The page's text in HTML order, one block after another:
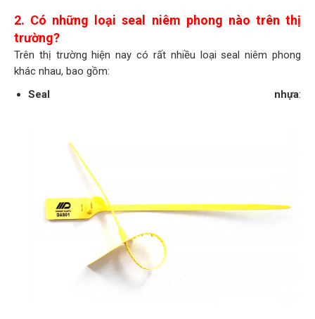
2. Có những loại seal niêm phong nào trên thị
trường?
Trên thị trường hiện nay có rất nhiều loại seal niêm phong
khác nhau, bao gồm:
Seal nhựa: